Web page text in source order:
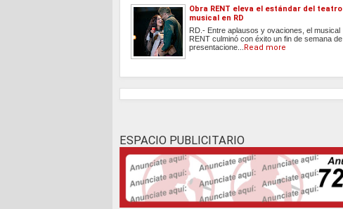
Obra RENT eleva el estándar del teatro
musical en RD
RD.- Entre aplausos y ovaciones, el musical
RENT culminó con éxito un fin de semana de
presentacione... Read more
ESPACIO PUBLICITARIO